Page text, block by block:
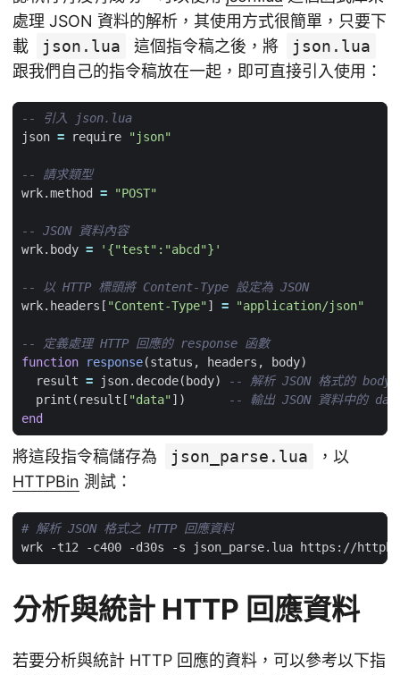
處理 JSON 資料的解析，其使用方式很簡單，只要下
載
json.lua 這個指令稿之後，將
json.lua
跟我們自己的指令稿放在一起，即可直接引入使用：
-- 引入 json.lua
json = require "json"
-- 請求類型
wrk.method
= "POST"
-- JSON 資料內容
wrk.body = '{"test":"abcd"}'
-- 以 HTTP 標頭將 Content-Type 設定為 JSON
wrk.headers [ "Content-Type"] = "application/json"
-- 定義處理 HTTP 回應的 response 函數
function
response(status , headers , body)
result = json.decode( body)
-- 解析 JSON 格式的 body
print ( result [ "data"])
-- 輸出 JSON 資料中的
end
將這段指令稿儲存為 json_parse.lua
，以
HTTPBin 測試：
# 解析 JSON 格式之 HTTP 回應資料
分析與統計 HTTP 回應資料
若要分析與統計 HTTP 回應的資料，可以參考以下指